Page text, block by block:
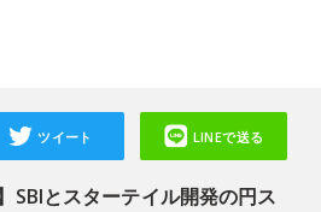
】SBIとスターテイル開発の円ス
ツイート LINEで送る